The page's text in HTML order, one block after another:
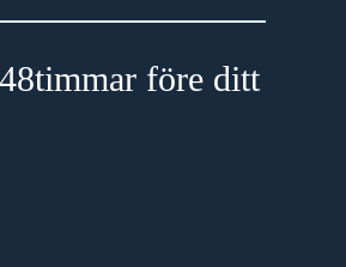
före ditt